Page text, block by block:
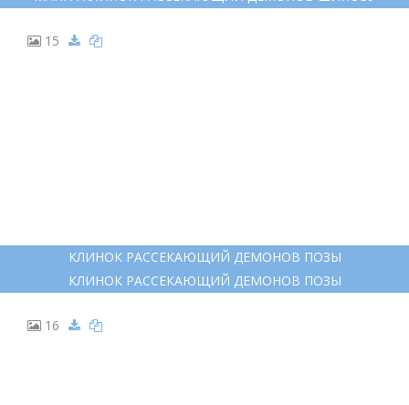
15
КЛИНОК РАССЕКАЮЩИЙ ДЕМОНОВ ПОЗЫ
КЛИНОК РАССЕКАЮЩИЙ ДЕМОНОВ ПОЗЫ
16